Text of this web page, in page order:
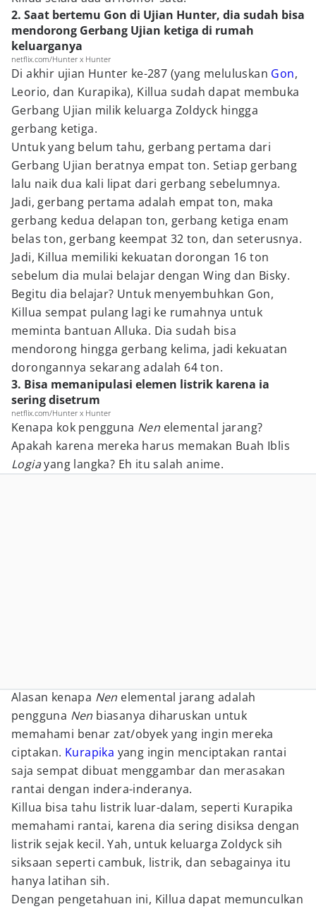
2. Saat bertemu Gon di Ujian Hunter, dia sudah bisa
mendorong Gerbang Ujian ketiga di rumah
keluarganya
netflix.com/Hunter x Hunter
Di akhir ujian Hunter ke-287 (yang meluluskan Gon,
Leorio, dan Kurapika), Killua sudah dapat membuka
Gerbang Ujian milik keluarga Zoldyck hingga
gerbang ketiga.
Untuk yang belum tahu, gerbang pertama dari
Gerbang Ujian beratnya empat ton. Setiap gerbang
lalu naik dua kali lipat dari gerbang sebelumnya.
Jadi, gerbang pertama adalah empat ton, maka
gerbang kedua delapan ton, gerbang ketiga enam
belas ton, gerbang keempat 32 ton, dan seterusnya.
Jadi, Killua memiliki kekuatan dorongan 16 ton
sebelum dia mulai belajar dengan Wing dan Bisky.
Begitu dia belajar? Untuk menyembuhkan Gon,
Killua sempat pulang lagi ke rumahnya untuk
meminta bantuan Alluka. Dia sudah bisa
mendorong hingga gerbang kelima, jadi kekuatan
dorongannya sekarang adalah 64 ton.
3. Bisa memanipulasi elemen listrik karena ia
sering disetrum
netflix.com/Hunter x Hunter
Kenapa kok pengguna Nen elemental jarang?
Apakah karena mereka harus memakan Buah Iblis
Logiayang langka? Eh itu salah anime.
Alasan kenapa Nen elemental jarang adalah
pengguna Nen biasanya diharuskan untuk
memahami benar zat/obyek yang ingin mereka
ciptakan. Kurapika yang ingin menciptakan rantai
saja sempat dibuat menggambar dan merasakan
rantai dengan indera-inderanya.
Killua bisa tahu listrik luar-dalam, seperti Kurapika
memahami rantai, karena dia sering disiksa dengan
listrik sejak kecil. Yah, untuk keluarga Zoldyck sih
siksaan seperti cambuk, listrik, dan sebagainya itu
hanya latihan sih.
Dengan pengetahuan ini, Killua dapat memunculkan